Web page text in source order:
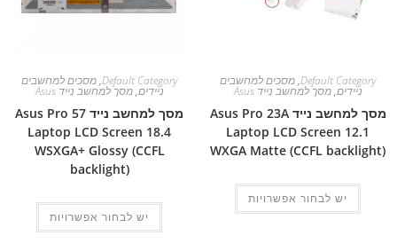
Default Category
,מסכים למחשבים
ניידים,מסך למחשב נייד Asus
מסך למחשב נייד Asus Pro 23A
Laptop LCD Screen 12.1
WXGA Matte (CCFL backlight)
יש לבחור אפשרויות
Default Category
,מסכים למחשבים
ניידים,מסך למחשב נייד Asus
מסך למחשב נייד Asus Pro 57
Laptop LCD Screen 18.4
WSXGA+ Glossy (CCFL
backlight)
יש לבחור אפשרויות